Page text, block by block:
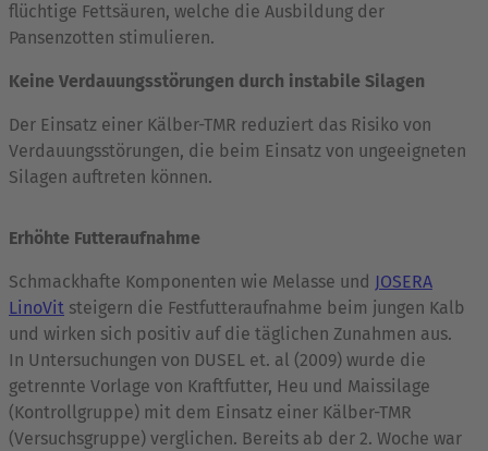
flüchtige Fettsäuren, welche die Ausbildung der
Pansenzotten stimulieren.
Keine Verdauungsstörungen durch instabile Silagen
Der Einsatz einer Kälber-TMR reduziert das Risiko von
Verdauungsstörungen, die beim Einsatz von ungeeigneten
Silagen auftreten können.
Erhöhte Futteraufnahme
Schmackhafte Komponenten wie Melasse und JOSERA
LinoVit steigern die Festfutteraufnahme beim jungen Kalb
und wirken sich positiv auf die täglichen Zunahmen aus.
In Untersuchungen von DUSEL et. al (2009) wurde die
getrennte Vorlage von Kraftfutter, Heu und Maissilage
(Kontrollgruppe) mit dem Einsatz einer Kälber-TMR
(Versuchsgruppe) verglichen. Bereits ab der 2. Woche war